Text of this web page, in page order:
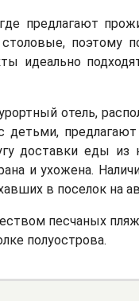
предлагают
поэтому
идеально
отель,
детьми,
доставки еды из
и ухожена.
в поселок на
песчаных
полуострова.